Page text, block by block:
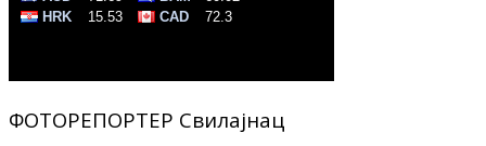
ФОТОРЕПОРТЕР Свилајнац